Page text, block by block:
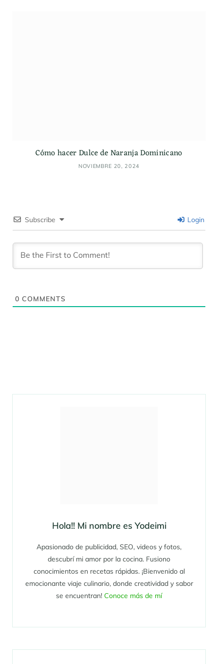
Cómo hacer Dulce de Naranja Dominicano
NOVIEMBRE 20, 2024
Subscribe Login
0 COMMENTS
Hola!! Mi nombre es Yodeimi
Apasionado de publicidad, SEO, videos y fotos,
descubrí mi amor por la cocina. Fusiono
conocimientos en recetas rápidas. ¡Bienvenido al
emocionante viaje culinario, donde creatividad y sabor
se encuentran! Conoce más de mí